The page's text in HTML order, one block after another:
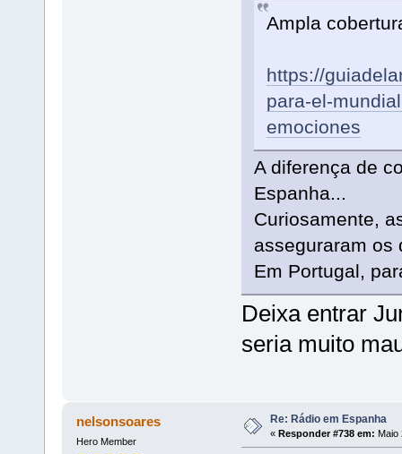
Ampla
https://
para-el-
emociones
A diferença de
Espanha...
Curiosamente,
asseguraram os
Em Portugal,
Deixa entrar
seria muito
nelsonsoares
Hero Member
Re: Rádio em Espanha
« Responder #738 em: Maio